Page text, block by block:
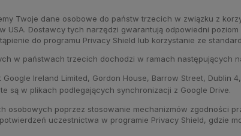
Twoje dane osobowe do państw trzecich w związku z
Dostawcy tych narzędzi gwarantują odpowiedni
do programu Privacy Shield lub korzystanie ze
w państwach trzecich dochodzi w ramach następujących
Ireland Limited, Gordon House, Barrow Street,
są w plikach podlegających synchronizacji z Google Drive.
osobowych poprzez stosowanie mechanizmów zgodności
uczestnictwa w programie Privacy Shield, gdzie